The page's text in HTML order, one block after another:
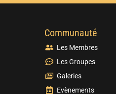
Communauté
Les Membres
Les Groupes
Galeries
Evènements